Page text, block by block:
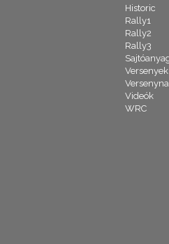
Historic
Rally1
Rally2
Rally3
Versenyek
Videók
WRC